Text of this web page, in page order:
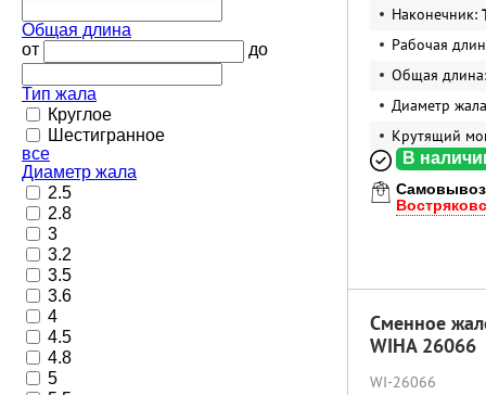
Общая длина
от
до
Тип жала
Круглое
Шестигранное
все
Диаметр жала
2.5
2.8
3
3.2
3.5
3.6
4
4.5
4.8
5
Наконечник:
Рабочая
Общая
Диаметр
Крутящий
В
Сменное
WIHA 26066
WI-26066